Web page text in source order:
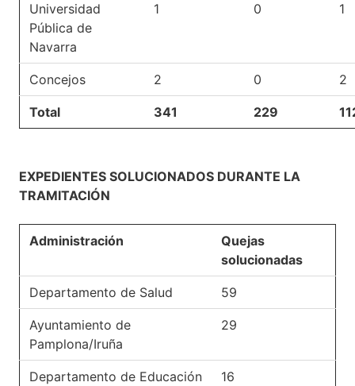
Universidad
Pública de
Navarra
1 0 1
Concejos 2 0 2
Total 341 229
EXPEDIENTES SOLUCIONADOS DURANTE LA
TRAMITACIÓN
Administración
Quejas
solucionadas
Departamento de Salud 59
Ayuntamiento de
Pamplona/Iruña
29
Departamento de Educación 16